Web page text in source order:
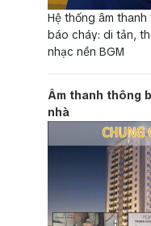
Hệ thống âm
báo cháy: di tản,
nhạc nền BGM
Âm thanh thông
nhà